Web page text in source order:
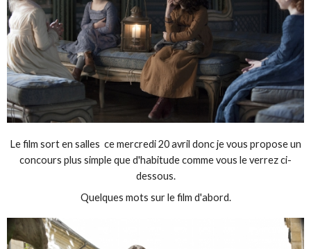
Le film sort en salles ce mercredi 20 avril donc je vous propose un
concours plus simple que d'habitude comme vous le verrez ci-
dessous.
Quelques mots sur le film d'abord.